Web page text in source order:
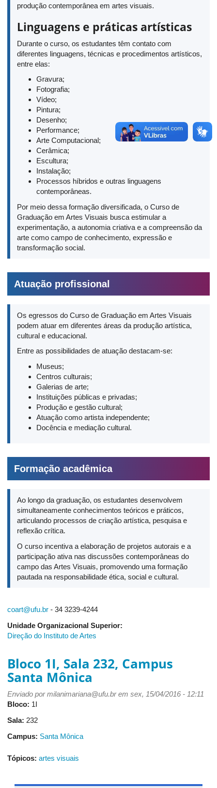
produção contemporânea em artes visuais.
Linguagens e práticas artísticas
Durante o curso, os estudantes têm contato com
diferentes linguagens, técnicas e procedimentos artísticos,
entre elas:
Gravura;
Fotografia;
Vídeo;
Pintura;
Desenho;
Performance;
Arte Computacional;
Cerâmica;
Escultura;
Instalação;
Processos híbridos e outras linguagens
contemporâneas.
Por meio dessa formação diversificada, o Curso de
Graduação em Artes Visuais busca estimular a
experimentação, a autonomia criativa e a compreensão da
arte como campo de conhecimento, expressão e
transformação social.
Atuação profissional
Os egressos do Curso de Graduação em Artes Visuais
podem atuar em diferentes áreas da produção artística,
cultural e educacional.
Entre as possibilidades de atuação destacam-se:
Museus;
Centros culturais;
Galerias de arte;
Instituições públicas e privadas;
Produção e gestão cultural;
Atuação como artista independente;
Docência e mediação cultural.
Formação acadêmica
Ao longo da graduação, os estudantes desenvolvem
simultaneamente conhecimentos teóricos e práticos,
articulando processos de criação artística, pesquisa e
reflexão crítica.
O curso incentiva a elaboração de projetos autorais e a
participação ativa nas discussões contemporâneas do
campo das Artes Visuais, promovendo uma formação
pautada na responsabilidade ética, social e cultural.
coart@ufu.br - 34 3239-4244
Unidade Organizacional Superior:
Direção do Instituto de Artes
Bloco 1I, Sala 232, Campus
Santa Mônica
Enviado pormilanimariana@ufu.brem sex, 15/04/2016 - 12:11
Bloco: 1I
Sala: 232
Campus: Santa Mônica
Tópicos: artes visuais